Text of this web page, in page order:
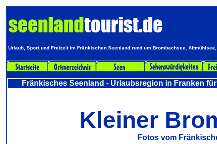
Urlaub, Sport und Freizeit im Fränkischen Seenland rund um Brombachsee,
Fränkisches Seenland - Urlaubsregion in Franken
Kleiner
Fotos vom